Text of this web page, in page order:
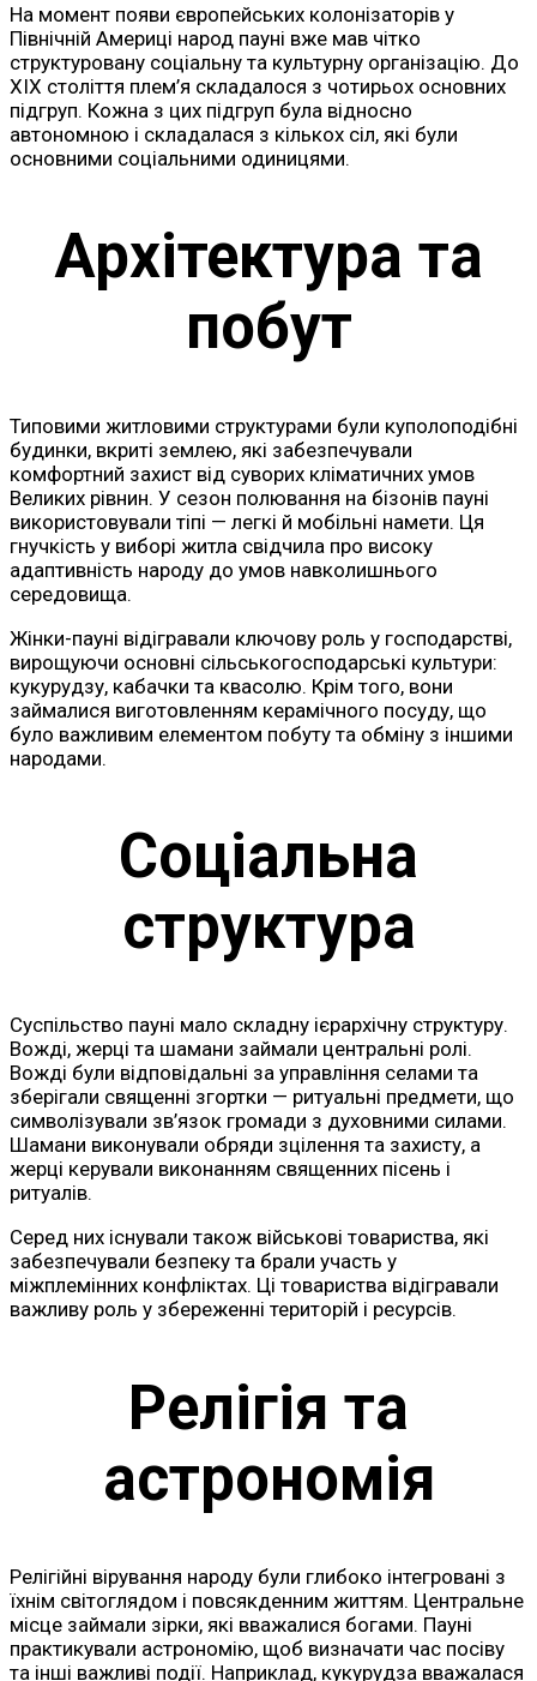
На момент появи європейських колонізаторів у
Північній Америці народ пауні вже мав чітко
структуровану соціальну та культурну організацію. До
XIX століття плем’я складалося з чотирьох основних
підгруп. Кожна з цих підгруп була відносно
автономною і складалася з кількох сіл, які були
основними соціальними одиницями.
Архітектура та
побут
Типовими житловими структурами були куполоподібні
будинки, вкриті землею, які забезпечували
комфортний захист від суворих кліматичних умов
Великих рівнин. У сезон полювання на бізонів пауні
використовували тіпі — легкі й мобільні намети. Ця
гнучкість у виборі житла свідчила про високу
адаптивність народу до умов навколишнього
середовища.
Жінки-пауні відігравали ключову роль у господарстві,
вирощуючи основні сільськогосподарські культури:
кукурудзу, кабачки та квасолю. Крім того, вони
займалися виготовленням керамічного посуду, що
було важливим елементом побуту та обміну з іншими
народами.
Соціальна
структура
Суспільство пауні мало складну ієрархічну структуру.
Вожді, жерці та шамани займали центральні ролі.
Вожді були відповідальні за управління селами та
зберігали священні згортки — ритуальні предмети, що
символізували зв’язок громади з духовними силами.
Шамани виконували обряди зцілення та захисту, а
жерці керували виконанням священних пісень і
ритуалів.
Серед них існували також військові товариства, які
забезпечували безпеку та брали участь у
міжплемінних конфліктах. Ці товариства відігравали
важливу роль у збереженні територій і ресурсів.
Релігія та
астрономія
Релігійні вірування народу були глибоко інтегровані з
їхнім світоглядом і повсякденним життям. Центральне
місце займали зірки, які вважалися богами. Пауні
практикували астрономію, щоб визначати час посіву
та інші важливі події. Наприклад, кукурудза вважалася